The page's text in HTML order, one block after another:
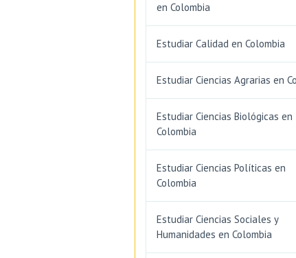
en Colombia
Estudiar Calidad en Colombia
Estudiar Ciencias Agrarias en
Estudiar Ciencias Biológicas en
Colombia
Estudiar Ciencias Políticas en
Colombia
Estudiar Ciencias Sociales y
Humanidades en Colombia